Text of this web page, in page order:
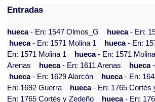
Entradas
hueca- En: 1547 Olmos_G hueca- En:
hueca- En: 1571 Molina 1 hueca- En:
En: 1571 Molina 1
hueca- En: 1571
Arenas
hueca- En: 1611 Arenas hueca
hueca- En: 1629 Alarcón hueca- En:
En: 1692 Guerra
hueca- En: 1765 Cortés
En: 1765 Cortés y Zedeño
hueca- En: